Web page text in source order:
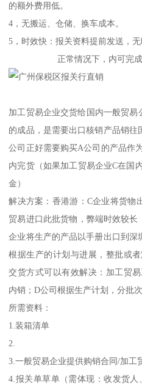
的额外费用低。
4，无搬运、仓储、换车成本。
5，时效快：报关资料提前发送，无
正常情况下，内可完成出
加工贸易企业交货给国内一般贸易
的成品，是需要出口核销产品销
公司正好需要购买A公司的产品作
内完货（如果加工贸易企业C在国
金）
解决方案：香港游：C企业将货物
贸易进口此批货物，弊端时效较
企业将生产的产品以手册出口到
根据生产的计划与进展，整批或
交货方式可以有效解决：加工贸
内销；D公司根据生产计划，分批
所需资料：
1.装箱清单
2.
3.一般贸易企业提供购销合同/加工
4.报关单草单（需体现：收发货